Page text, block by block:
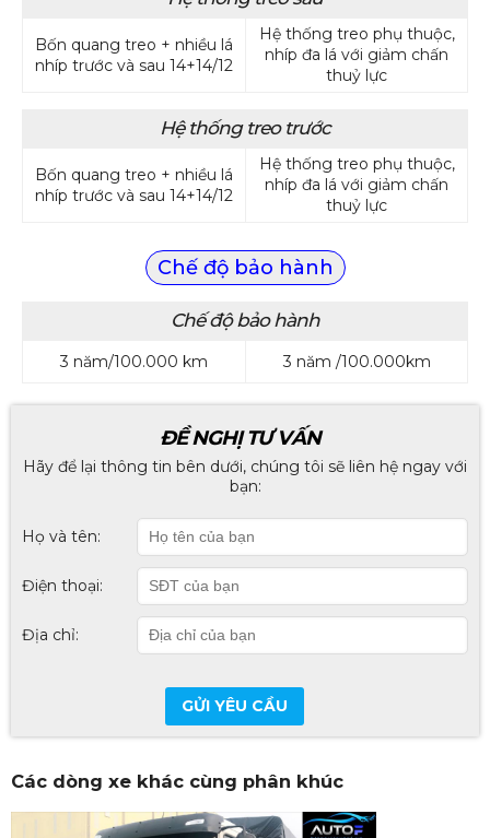
Bốn quang treo + nhiều lá
nhíp trước và sau 14+14/12
Hệ thống treo phụ thuộc,
nhíp đa lá với giảm chấn
thuỷ lực
Hệ thống treo trước
Bốn quang treo + nhiều lá
nhíp trước và sau 14+14/12
Hệ thống treo phụ thuộc,
nhíp đa lá với giảm chấn
thuỷ lực
Chế độ bảo hành
Chế độ bảo hành
3 năm/100.000 km 3 năm /100.000km
ĐỀ NGHỊ TƯ VẤN
Hãy để lại thông tin bên dưới, chúng tôi sẽ liên hệ ngay với
bạn:
Họ và tên:
Điện thoại:
Địa chỉ:
GỬI YÊU CẦU
Các dòng xe khác cùng phân khúc